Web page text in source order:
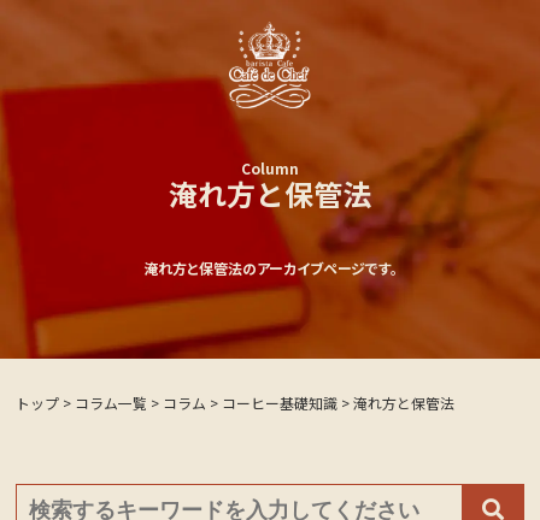
Column
淹れ方と保管法
淹れ方と保管法のアーカイブページです。
トップ > コラム一覧 > コラム > コーヒー基礎知識 >淹れ方と保管法